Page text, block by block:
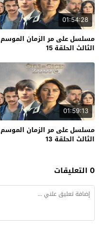
01:54:28
مسلسل على مر الزمان الموسم
الثالث الحلقة 15
01:59:13
مسلسل على مر الزمان الموسم
الثالث الحلقة 13
0 التعليقات